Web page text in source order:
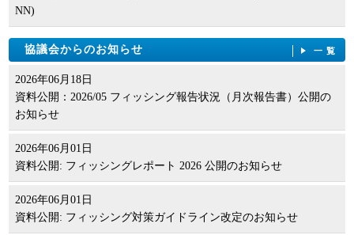
NN)
協議会からのお知らせ 一覧
2026年06月18日
資料公開：2026/05 フィッシング報告状況（月次報告書）公開の
お知らせ
2026年06月01日
資料公開: フィッシングレポート 2026 公開のお知らせ
2026年06月01日
資料公開: フィッシング対策ガイドライン改定のお知らせ